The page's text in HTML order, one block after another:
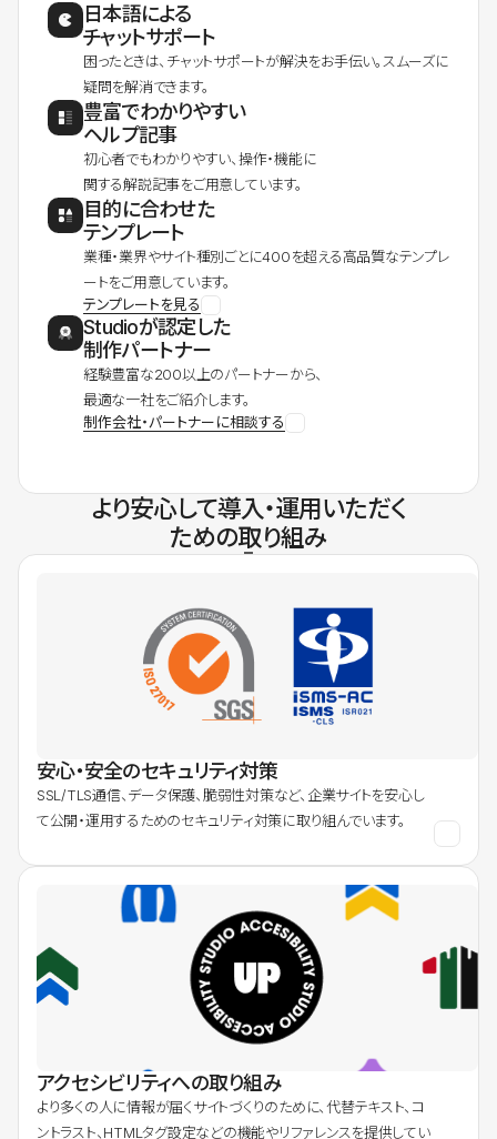
日本語による
チャットサポート
困ったときは、チャットサポートが解決をお手伝い。スムーズに
疑問を解消できます。
豊富でわかりやすい
ヘルプ記事
初心者でもわかりやすい、操作・機能に
関する解説記事をご用意しています。
目的に合わせた
テンプレート
業種・業界やサイト種別ごとに400を超える高品質なテンプレ
ートをご用意しています。
テンプレートを見る
Studioが認定した
制作パートナー
経験豊富な200以上のパートナーから、
最適な一社をご紹介します。
制作会社・パートナーに相談する
より安心して導入・運用いただく
ための取り組み
安心・安全のセキュリティ対策
SSL/TLS通信、データ保護、脆弱性対策など、企業サイトを安心し
て公開・運用するためのセキュリティ対策に取り組んでいます。
アクセシビリティへの取り組み
より多くの人に情報が届くサイトづくりのために、代替テキスト、コ
ントラスト、HTMLタグ設定などの機能やリファレンスを提供してい